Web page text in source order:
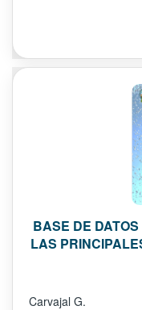
BASE DE
LAS
Carvajal G.